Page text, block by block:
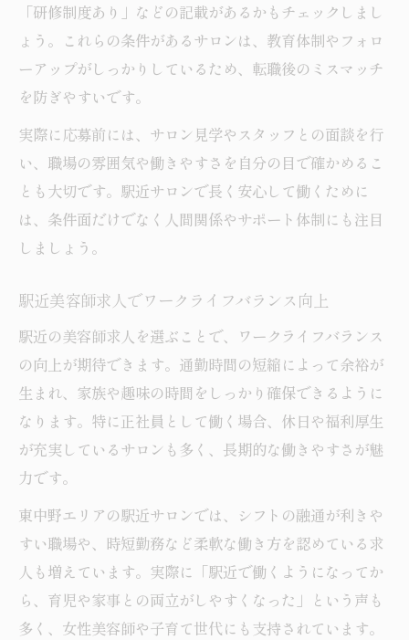
「研修制度あり」などの記載があるかもチェックしまし
ょう。これらの条件があるサロンは、教育体制やフォロ
ーアップがしっかりしているため、転職後のミスマッチ
を防ぎやすいです。
実際に応募前には、サロン見学やスタッフとの面談を行
い、職場の雰囲気や働きやすさを自分の目で確かめるこ
とも大切です。駅近サロンで長く安心して働くために
は、条件面だけでなく人間関係やサポート体制にも注目
しましょう。
駅近美容師求人でワークライフバランス向上
駅近の美容師求人を選ぶことで、ワークライフバランス
の向上が期待できます。通勤時間の短縮によって余裕が
生まれ、家族や趣味の時間をしっかり確保できるように
なります。特に正社員として働く場合、休日や福利厚生
が充実しているサロンも多く、長期的な働きやすさが魅
力です。
東中野エリアの駅近サロンでは、シフトの融通が利きや
すい職場や、時短勤務など柔軟な働き方を認めている求
人も増えています。実際に「駅近で働くようになってか
ら、育児や家事との両立がしやすくなった」という声も
多く、女性美容師や子育て世代にも支持されています。